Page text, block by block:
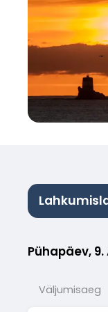
Pühapäev,
Väljumisaeg